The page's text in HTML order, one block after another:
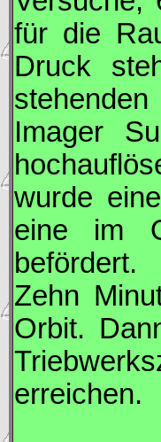
für die
Druck
Imager
wurde
eine im
befördert.
Zehn
Orbit.
erreichen.